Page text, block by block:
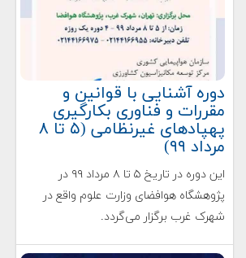
دوره آشنایی با قوانین و
مقررات و فناوری بکارگیری
پهپادهای غیرنظامی (۵ تا ۸
مرداد ۹۹)
این دوره در تاریخ ۵ تا ۸ مرداد ۹۹ در
پژوهشگاه هوافضای وزارت علوم واقع در
شهرک غرب برگزار می‌گردد.